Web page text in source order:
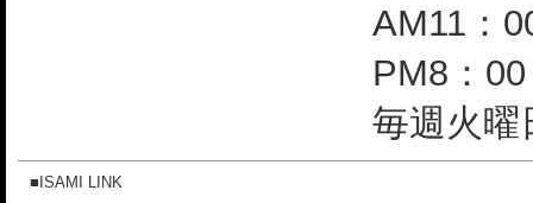
AM11：
PM8：
毎週火曜
■ISAMI LINK